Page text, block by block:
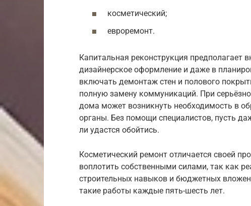
косметический;
евроремонт.
Капитальная реконструкция предполагает
дизайнерское оформление и даже в
включать демонтаж стен и полового
полную замену коммуникаций. При
дома может возникнуть необходимость в
органы. Без помощи специалистов, пусть
ли удастся обойтись.
Косметический ремонт отличается своей
воплотить собственными силами, так как
строительных навыков и бюджетных
такие работы каждые пять-шесть лет.